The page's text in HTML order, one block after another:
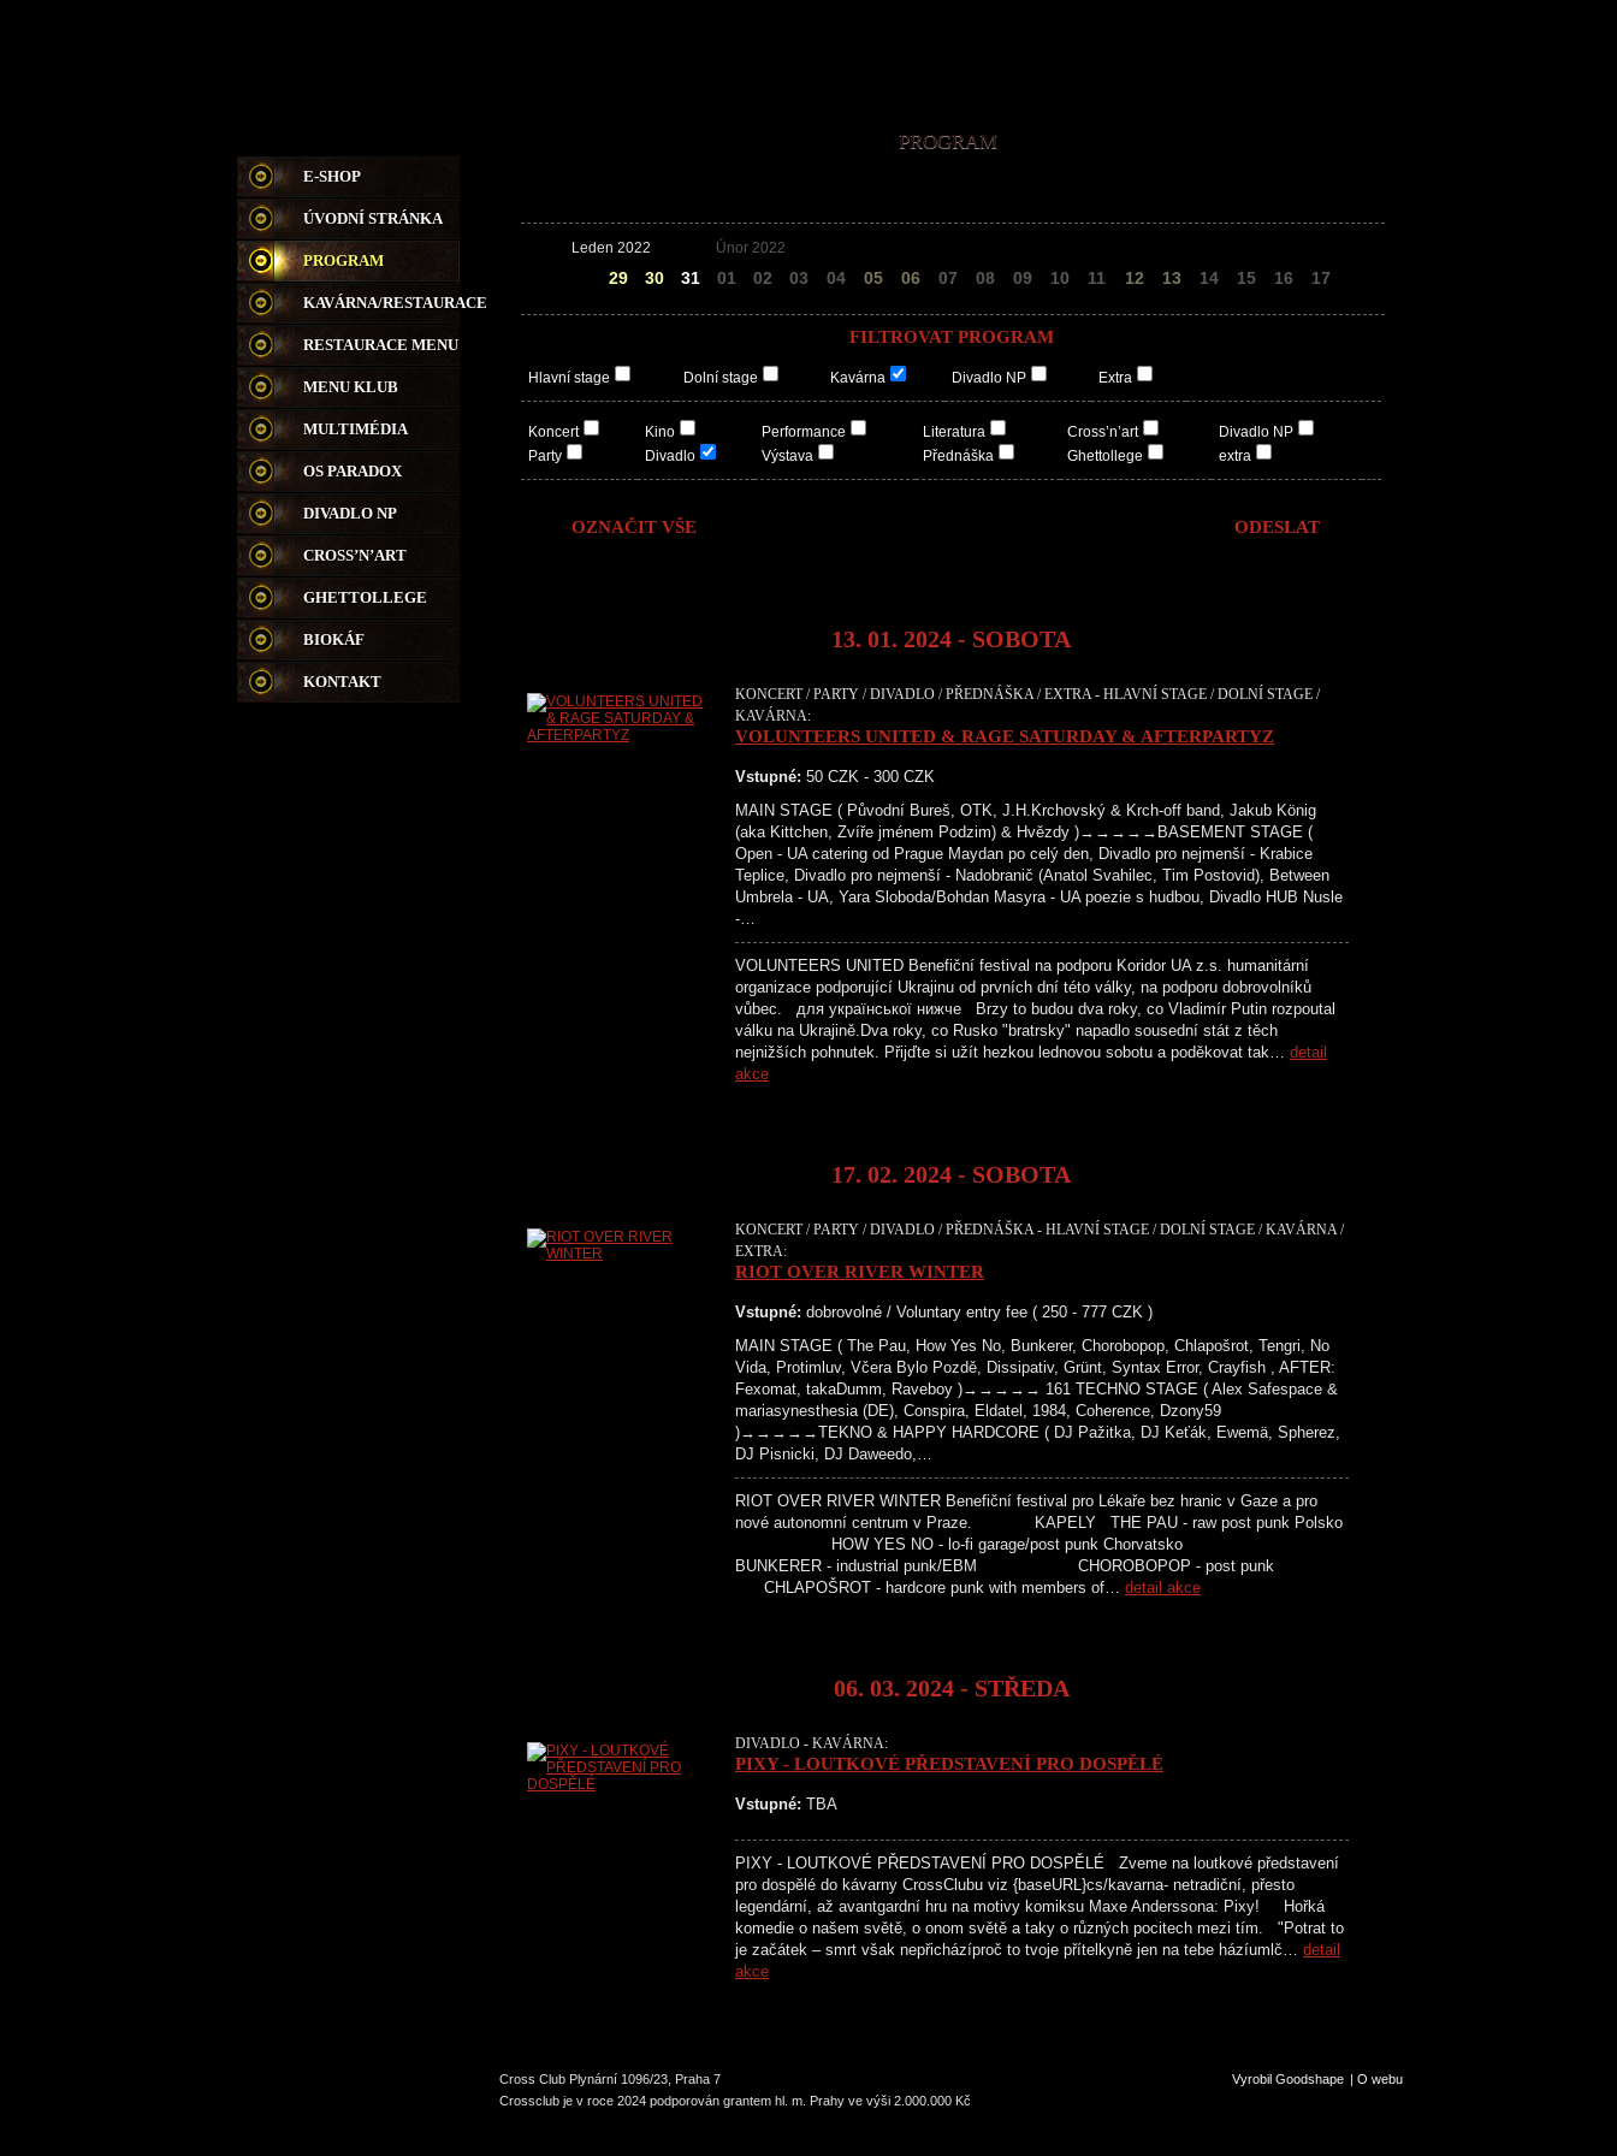
E-SHOP
ÚVODNÍ STRÁNKA
PROGRAM
KAVÁRNA/RESTAURACE
RESTAURACE MENU
MENU KLUB
MULTIMÉDIA
OS PARADOX
DIVADLO NP
CROSS’N’ART
GHETTOLLEGE
BIOKÁF
KONTAKT
PROGRAM
Leden 2022
29 30 31
Únor 2022
01 02 03 04 05 06 07 08 09 10 11 12 13 14 15 16 17
FILTROVAT PROGRAM
Hlavní stage Dolní stage Kavárna Divadlo NP Extra
Koncert
Party
Kino
Divadlo
Performance
Výstava
Literatura
Přednáška
Cross’n’art
Ghettollege
Divadlo NP
extra
OZNAČIT VŠE
13. 01. 2024 - SOBOTA
KONCERT / PARTY / DIVADLO / PŘEDNÁŠKA / EXTRA - HLAVNÍ STAGE / DOLNÍ STAGE /
KAVÁRNA:
VOLUNTEERS UNITED & RAGE SATURDAY & AFTERPARTYZ
Vstupné: 50 CZK - 300 CZK
MAIN STAGE ( Původní Bureš, OTK, J.H.Krchovský & Krch-off band, Jakub König
(aka Kittchen, Zvíře jménem Podzim) & Hvězdy )→→→→→BASEMENT STAGE (
Open - UA catering od Prague Maydan po celý den, Divadlo pro nejmenší - Krabice
Teplice, Divadlo pro nejmenší - Nadobranič (Anatol Svahilec, Tim Postovid), Between
Umbrela - UA, Yara Sloboda/Bohdan Masyra - UA poezie s hudbou, Divadlo HUB Nusle
-…
VOLUNTEERS UNITED Benefiční festival na podporu Koridor UA z.s. humanitární
organizace podporující Ukrajinu od prvních dní této války, na podporu dobrovolníků
vůbec. для української нижче Brzy to budou dva roky, co Vladimír Putin rozpoutal
válku na Ukrajině.Dva roky, co Rusko "bratrsky" napadlo sousední stát z těch
nejnižších pohnutek. Přijďte si užít hezkou lednovou sobotu a poděkovat tak… detail
akce
17. 02. 2024 - SOBOTA
KONCERT / PARTY / DIVADLO / PŘEDNÁŠKA - HLAVNÍ STAGE / DOLNÍ STAGE / KAVÁRNA /
EXTRA:
RIOT OVER RIVER WINTER
Vstupné: dobrovolné / Voluntary entry fee ( 250 - 777 CZK )
MAIN STAGE ( The Pau, How Yes No, Bunkerer, Chorobopop, Chlapošrot, Tengri, No
Vida, Protimluv, Včera Bylo Pozdě, Dissipativ, Grünt, Syntax Error, Crayfish , AFTER:
Fexomat, takaDumm, Raveboy )→→→→→ 161 TECHNO STAGE ( Alex Safespace &
mariasynesthesia (DE), Conspira, Eldatel, 1984, Coherence, Dzony59
)→→→→→TEKNO & HAPPY HARDCORE ( DJ Pažitka, DJ Keťák, Ewemä, Spherez,
DJ Pisnicki, DJ Daweedo,…
RIOT OVER RIVER WINTER Benefiční festival pro Lékaře bez hranic v Gaze a pro
nové autonomní centrum v Praze. KAPELY THE PAU - raw post punk Polsko
HOW YES NO - lo-fi garage/post punk Chorvatsko
BUNKERER - industrial punk/EBM CHOROBOPOP - post punk
CHLAPOŠROT - hardcore punk with members of… detail akce
06. 03. 2024 - STŘEDA
DIVADLO - KAVÁRNA:
PIXY - LOUTKOVÉ PŘEDSTAVENÍ PRO DOSPĚLÉ
Vstupné: TBA
PIXY - LOUTKOVÉ PŘEDSTAVENÍ PRO DOSPĚLÉ Zveme na loutkové představení
pro dospělé do kávarny CrossClubu viz {baseURL}cs/kavarna- netradiční, přesto
legendární, až avantgardní hru na motivy komiksu Maxe Anderssona: Pixy! Hořká
komedie o našem světě, o onom světě a taky o různých pocitech mezi tím. "Potrat to
je začátek – smrt však nepřicházíproč to tvoje přítelkyně jen na tebe házíumlč… detail
akce
Cross Club Plynární 1096/23, Praha 7 Vyrobil Goodshape | O webu
Crossclub je v roce 2024 podporován grantem hl. m. Prahy ve výši 2.000.000 Kč